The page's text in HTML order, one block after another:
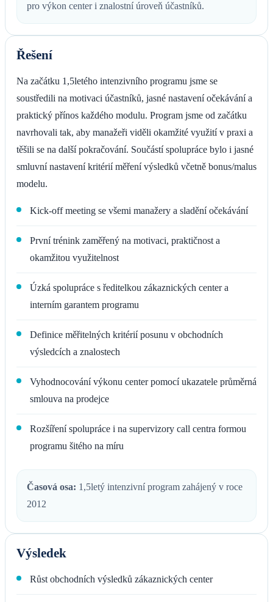
pro výkon center i znalostní úroveň účastníků.
Řešení
Na začátku 1,5letého intenzivního programu jsme se
soustředili na motivaci účastníků, jasné nastavení očekávání a
praktický přínos každého modulu. Program jsme od začátku
navrhovali tak, aby manažeři viděli okamžité využití v praxi a
těšili se na další pokračování. Součástí spolupráce bylo i jasné
smluvní nastavení kritérií měření výsledků včetně bonus/malus
modelu.
Kick-off meeting se všemi manažery a sladění očekávání
První trénink zaměřený na motivaci, praktičnost a
okamžitou využitelnost
Úzká spolupráce s ředitelkou zákaznických center a
interním garantem programu
Definice měřitelných kritérií posunu v obchodních
výsledcích a znalostech
Vyhodnocování výkonu center pomocí ukazatele průměrná
smlouva na prodejce
Rozšíření spolupráce i na supervizory call centra formou
programu šitého na míru
Časová osa: 1,5letý intenzivní program zahájený v roce
2012
Výsledek
Růst obchodních výsledků zákaznických center